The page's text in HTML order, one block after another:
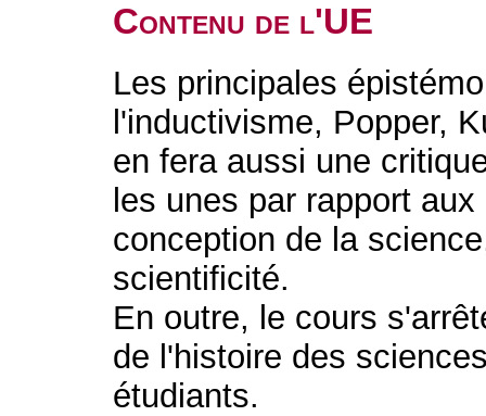
Contenu de l'UE
Les principales
l'inductivisme, Popper,
en fera aussi une
les unes par rapport
conception de la
scientificité.
En outre, le cours
de l'histoire des
étudiants.